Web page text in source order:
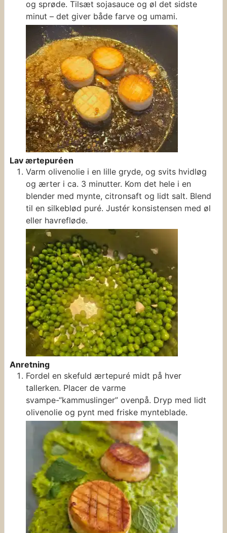
og sprøde. Tilsæt sojasauce og øl det sidste
minut – det giver både farve og umami.
Lav ærtepuréen
Varm olivenolie i en lille gryde, og svits hvidløg
og ærter i ca. 3 minutter. Kom det hele i en
blender med mynte, citronsaft og lidt salt. Blend
til en silkeblød puré. Justér konsistensen med øl
eller havrefløde.
Anretning
Fordel en skefuld ærtepuré midt på hver
tallerken. Placer de varme
svampe-“kammuslinger” ovenpå. Dryp med lidt
olivenolie og pynt med friske mynteblade.